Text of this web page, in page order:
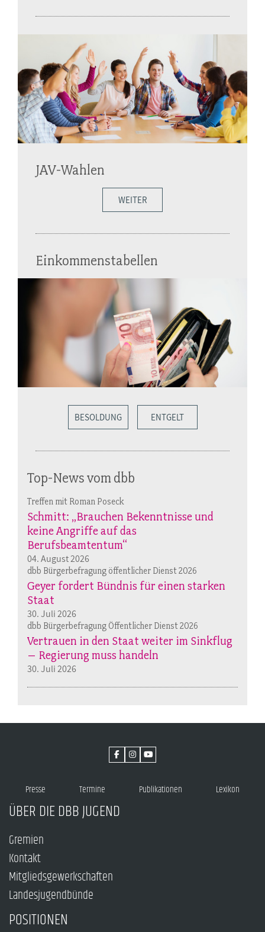
JAV-Wahlen
WEITER
Einkommenstabellen
BESOLDUNG ENTGELT
Top-News vom dbb
Treffen mit Roman Poseck
Schmitt: „Brauchen Bekenntnisse und
keine Angriffe auf das
Berufsbeamtentum“
04. August 2026
dbb Bürgerbefragung öffentlicher Dienst 2026
Geyer fordert Bündnis für einen starken
Staat
30. Juli 2026
dbb Bürgerbefragung Öffentlicher Dienst 2026
Vertrauen in den Staat weiter im Sinkflug
– Regierung muss handeln
30. Juli 2026
Presse Termine Publikationen Lexikon
ÜBER DIE DBB JUGEND
Gremien
Kontakt
Mitgliedsgewerkschaften
Landesjugendbünde
POSITIONEN